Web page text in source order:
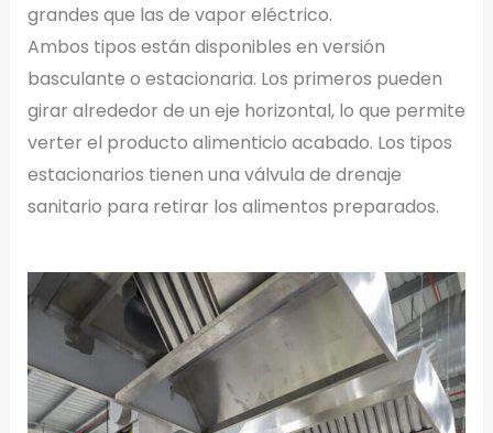
grandes que las de vapor eléctrico.
Ambos tipos están disponibles en versión
basculante o estacionaria. Los primeros pueden
girar alrededor de un eje horizontal, lo que permite
verter el producto alimenticio acabado. Los tipos
estacionarios tienen una válvula de drenaje
sanitario para retirar los alimentos preparados.